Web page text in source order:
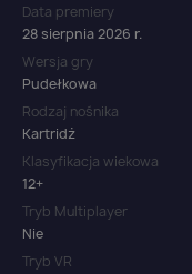
Data premiery
28 sierpnia 2026 r.
Wersja gry
Pudełkowa
Rodzaj nośnika
Kartridż
Klasyfikacja wiekowa
12+
Tryb Multiplayer
Nie
Tryb VR